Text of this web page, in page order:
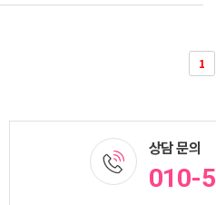
1
상담 문의
010-